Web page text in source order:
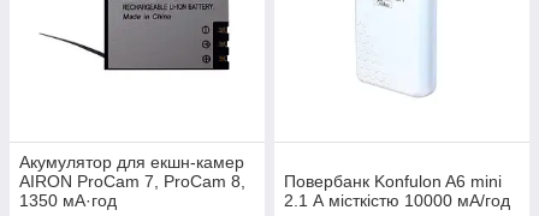
Акумулятор для екшн-камер
AIRON ProCam 7, ProCam 8,
1350 мА·год
Повербанк Konfulon A6 mini
2.1 А місткістю 10000 мА/год